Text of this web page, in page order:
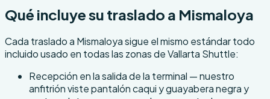
Qué incluye su traslado a Mismaloya
Cada traslado a Mismaloya sigue el mismo estándar todo
incluido usado en todas las zonas de Vallarta Shuttle:
Recepción en la salida de la terminal — nuestro
anfitrión viste pantalón caqui y guayabera negra y